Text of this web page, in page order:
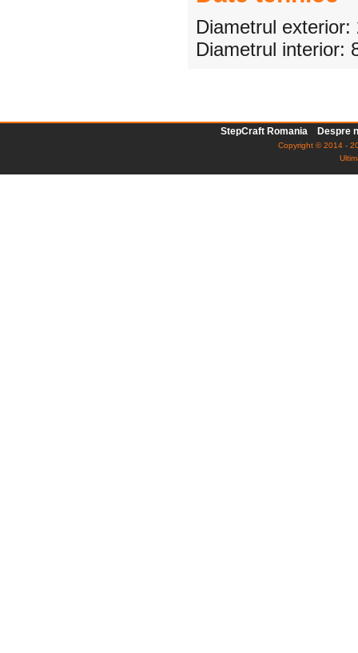
Diametrul exterior:
Diametrul interior:
StepCraft Romania Despre
Copyright © 2014 -